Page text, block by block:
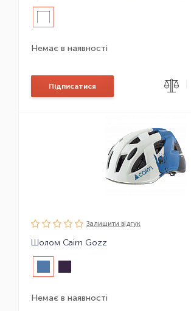
Немає в наявності
Підписатися
Залишити вiдгук
Шолом Cairn Gozz
Немає в наявності